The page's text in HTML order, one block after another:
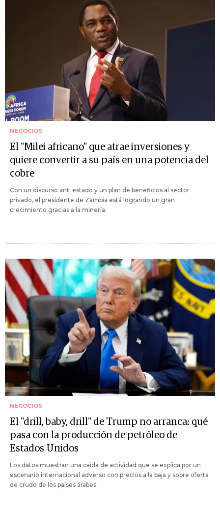
NEGOCIOS
El "Milei africano" que atrae inversiones y
quiere convertir a su país en una potencia del
cobre
Con un discurso anti estado y un plan de beneficios al sector
privado, el presidente de Zambia está logrando un gran
crecimiento gracias a la minería.
NEGOCIOS
El "drill, baby, drill" de Trump no arranca: qué
pasa con la producción de petróleo de
Estados Unidos
Los datos muestran una caída de actividad que se explica por un
escenario internacional adverso con precios a la baja y sobre oferta
de crudo de los países árabes.